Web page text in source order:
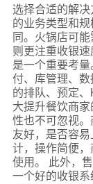
选择合适的解
的业务类型和
同。火锅店可
则更注重收银
是一个重要考
付、库管理、
的排队、预定
大提升餐饮商
性也不可忽视
友好，是否容
计，操作简便
使用。 此外，
一个好的收银